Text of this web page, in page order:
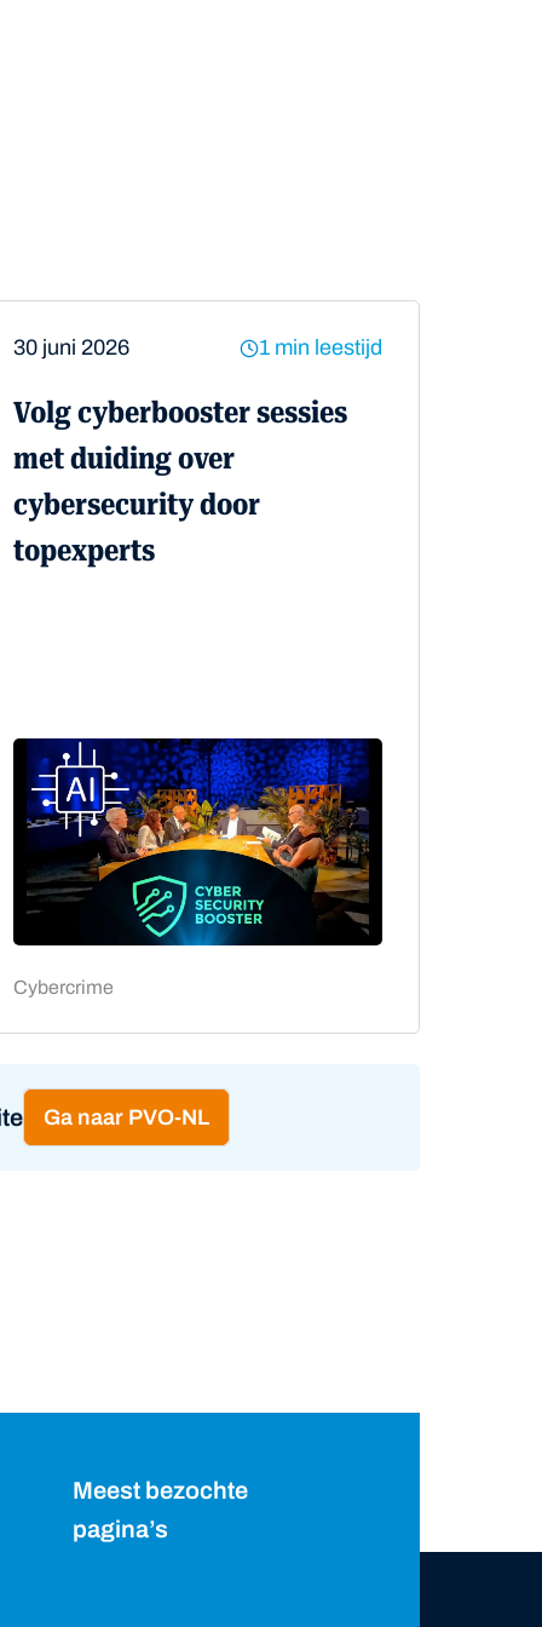
30 juni 2026 1 min leestijd
Volg cyberbooster sessies
met duiding over
cybersecurity door
topexperts
Cybercrime
Ga naar PVO-NL
Meest bezochte
pagina’s